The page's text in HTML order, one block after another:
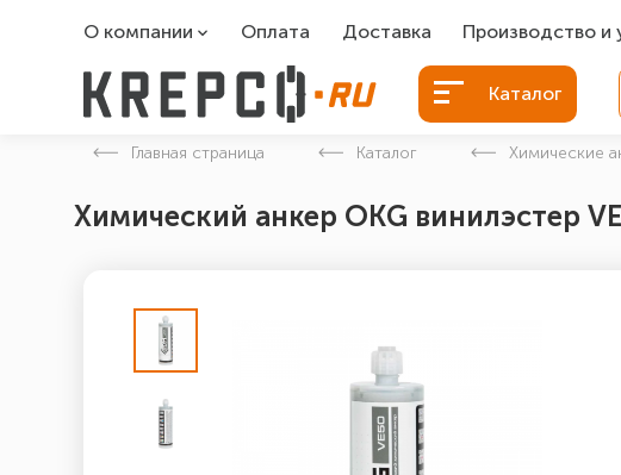
О компании
О компании
Оплата Доставка Производство и
Болты БСР
Болты для
Закладные детали
Каталог
Главная страница Каталог Химические
Химический анкер ОКG винилэстер